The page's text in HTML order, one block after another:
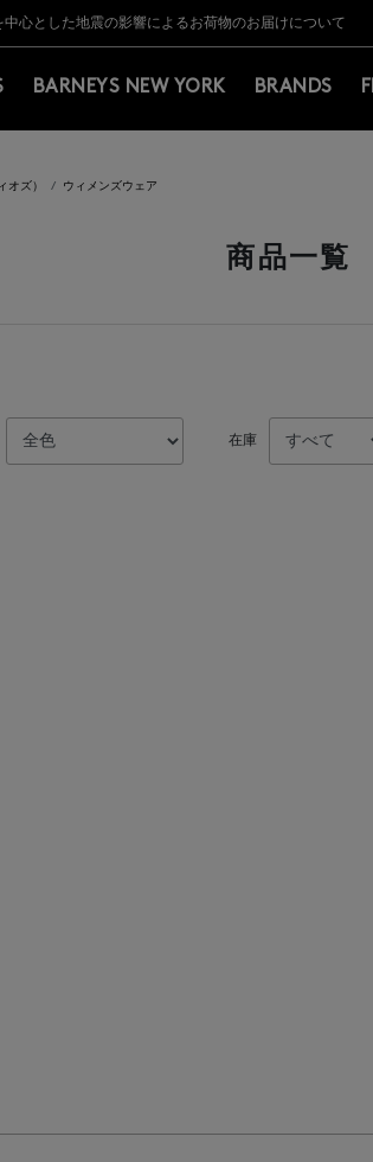
のお客様は11,000円（税込）以上のお買上げで常時送料
伴う返品・交換承り一時停止のお知らせ】（2026.8.5）
中心とした地震の影響によるお荷物のお届けについて
開催中】SUMMER SALEのご案内・ご注意事項
のお客様は11,000円（税込）以上のお買上げで常時送料
伴う返品・交換承り一時停止のお知らせ】（2026.8.5）
BARNEYS NEW YORK BRANDS
オズ） ウィメンズウェア
商品一覧
在庫